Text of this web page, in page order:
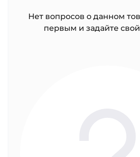
Нет вопросов о данном
первым и задайте